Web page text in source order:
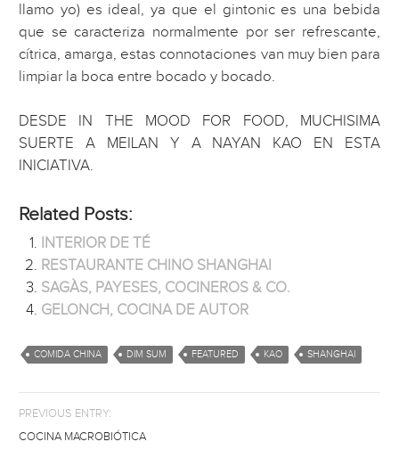
llamo yo) es ideal, ya que el gintonic es una bebida
que se caracteriza normalmente por ser refrescante,
cítrica, amarga, estas connotaciones van muy bien para
limpiar la boca entre bocado y bocado.
DESDE IN THE MOOD FOR FOOD, MUCHISIMA
SUERTE A MEILAN Y A NAYAN KAO EN ESTA
INICIATIVA.
Related Posts:
INTERIOR DE TÉ
RESTAURANTE CHINO SHANGHAI
SAGÀS, PAYESES, COCINEROS & CO.
GELONCH, COCINA DE AUTOR
COMIDA CHINA DIM SUM FEATURED KAO SHANGHAI
PREVIOUS ENTRY:
COCINA MACROBIÓTICA